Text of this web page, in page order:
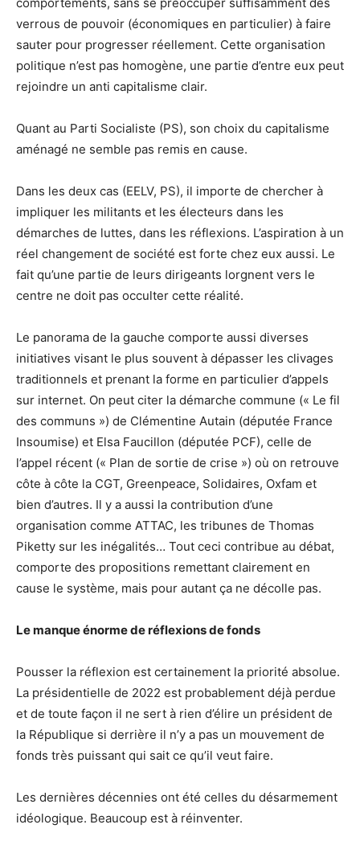
verrous de pouvoir (économiques en particulier) à faire
sauter pour progresser réellement. Cette organisation
politique n’est pas homogène, une partie d’entre eux peut
rejoindre un anti capitalisme clair.
Quant au Parti Socialiste (PS), son choix du capitalisme
aménagé ne semble pas remis en cause.
Dans les deux cas (EELV, PS), il importe de chercher à
impliquer les militants et les électeurs dans les
démarches de luttes, dans les réflexions. L’aspiration à un
réel changement de société est forte chez eux aussi. Le
fait qu’une partie de leurs dirigeants lorgnent vers le
centre ne doit pas occulter cette réalité.
Le panorama de la gauche comporte aussi diverses
initiatives visant le plus souvent à dépasser les clivages
traditionnels et prenant la forme en particulier d’appels
sur internet. On peut citer la démarche commune (« Le fil
des communs ») de Clémentine Autain (députée France
Insoumise) et Elsa Faucillon (députée PCF), celle de
l’appel récent (« Plan de sortie de crise ») où on retrouve
côte à côte la CGT, Greenpeace, Solidaires, Oxfam et
bien d’autres. Il y a aussi la contribution d’une
organisation comme ATTAC, les tribunes de Thomas
Piketty sur les inégalités… Tout ceci contribue au débat,
comporte des propositions remettant clairement en
cause le système, mais pour autant ça ne décolle pas.
Le manque énorme de réflexions de fonds
Pousser la réflexion est certainement la priorité absolue.
La présidentielle de 2022 est probablement déjà perdue
et de toute façon il ne sert à rien d’élire un président de
la République si derrière il n’y a pas un mouvement de
fonds très puissant qui sait ce qu’il veut faire.
Les dernières décennies ont été celles du désarmement
idéologique. Beaucoup est à réinventer.